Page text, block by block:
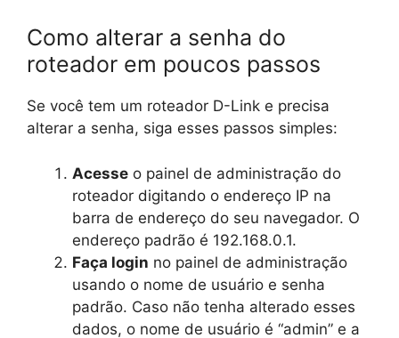
Como alterar a senha do
roteador em poucos passos
Se você tem um roteador D-Link e precisa
alterar a senha, siga esses passos simples:
Acesse o painel de administração do
roteador digitando o endereço IP na
barra de endereço do seu navegador. O
endereço padrão é 192.168.0.1.
Faça login no painel de administração
usando o nome de usuário e senha
padrão. Caso não tenha alterado esses
dados, o nome de usuário é “admin” e a